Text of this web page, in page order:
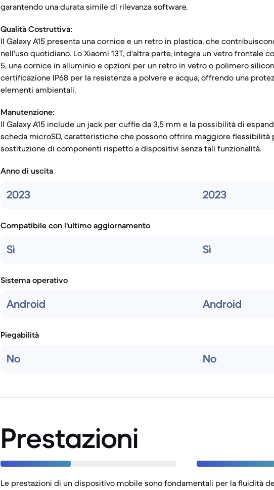
garantendo una durata simile di rilevanza software.
Qualità Costruttiva:
Il Galaxy A15 presenta una cornice e un retro in plastica, che
nell'uso quotidiano. Lo Xiaomi 13T, d'altra parte, integra un vetro frontale
5, una cornice in alluminio e opzioni per un retro in vetro o polimero
certificazione IP68 per la resistenza a polvere e acqua, offrendo una
elementi ambientali.
Manutenzione:
Il Galaxy A15 include un jack per cuffie da 3,5 mm e la possibilità di
scheda microSD, caratteristiche che possono offrire maggiore flessibilità
sostituzione di componenti rispetto a dispositivi senza tali funzionalità.
Anno di uscita
2023 2023
Compatibile con l'ultimo aggiornamento
Sì Sì
Sistema operativo
Android Android
Piegabilità
No No
Prestazioni
Le prestazioni di un dispositivo mobile sono fondamentali per la fluidità